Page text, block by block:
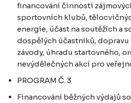
financování činnosti
sportovních klubů,
energie, účast na soutěžích a
dospělých účastníků, dopravu
závody, úhradu startovného,
nevýdělečných akcí pro
PROGRAM Č. 3
Financování běžných výdajů